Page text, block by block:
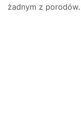
żadnym z porodów.